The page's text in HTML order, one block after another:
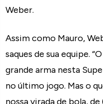
Weber.
Assim como Mauro,
saques de sua equipe.
grande arma nesta
no último jogo. Mas o
nossa virada de bola,